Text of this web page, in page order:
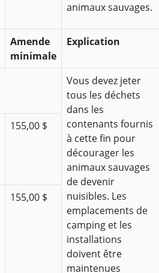
animaux sauvages.
Amende
minimale
Explication
Vous devez jeter
tous les déchets
dans les
contenants fournis
à cette fin pour
décourager les
animaux sauvages
de devenir
nuisibles. Les
emplacements de
camping et les
installations
doivent être
maintenues
155,00 $
155,00 $